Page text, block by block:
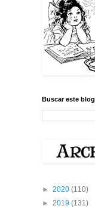
Buscar este blog
► 2020 (110)
► 2019 (131)